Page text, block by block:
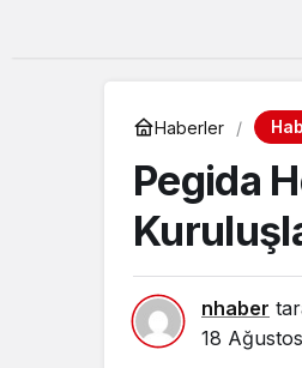
Haberler
Pegida
nhaber
18